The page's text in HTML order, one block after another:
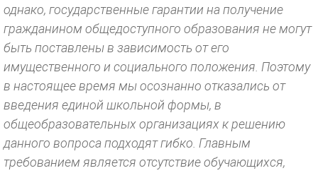
однако, государственные гарантии на получение
гражданином общедоступного образования не могут
быть поставлены в зависимость от его
имущественного и социального положения. Поэтому
в настоящее время мы осознанно отказались от
введения единой школьной формы, в
общеобразовательных организациях к решению
данного вопроса подходят гибко. Главным
требованием является отсутствие обучающихся,